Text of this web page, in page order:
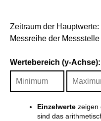
Zeitraum der
Messreihe der
Wertebereich (y-Achse):
Einzelwertezeigen
sind das